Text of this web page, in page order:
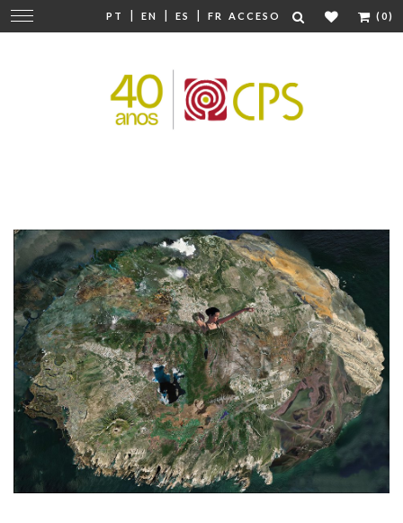
PT | EN | ES | FR ACCESO (0)
Cambiar
navegación